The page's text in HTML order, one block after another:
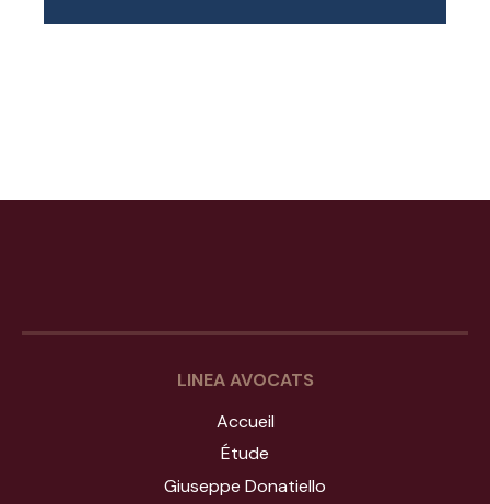
LINEA AVOCATS
Accueil
Étude
Giuseppe Donatiello